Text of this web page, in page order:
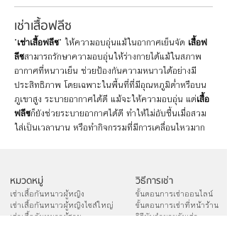
เช่าเสื้อฟลีซ
"เช่าเสื้อฟลีซ" ให้ความอบอุ่นแม้ในอากาศเย็นจัด เสื้อฟ
ลีซสามารถรักษาความอบอุ่นให้ร่างกายได้แม้ในสภาพ
อากาศที่หนาวเย็น ช่วยป้องกันความหนาวได้อย่างมี
ประสิทธิภาพ โดยเฉพาะในพื้นที่ที่มีอุณหภูมิต่ำหรือบน
ภูเขาสูง ระบายอากาศได้ดี แม้จะให้ความอบอุ่น แต่เสื้อ
ฟลีซก็ยังช่วยระบายอากาศได้ดี ทำให้ไม่อับชื้นเมื่อสวม
ใส่เป็นเวลานาน หรือทำกิจกรรมที่มีการเคลื่อนไหวมาก
วิธีการเช่า
ขั้นตอนการเช่าออนไลน์
ขั้นตอนการเช่าที่หน้าร้าน
วิธีนับจำนวนวันเช่า
หมวดหมู่
เช่าเสื้อกันหนาวผู้หญิง
เช่าเสื้อกันหนาวผู้หญิงไซส์ใหญ่
เช่าเสื้อกันหนาวผู้ชาย